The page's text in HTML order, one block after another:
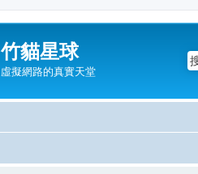
竹貓星球
虛擬網路的真實天堂